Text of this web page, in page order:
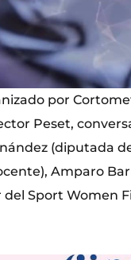
por
Peset,
(diputada
Amparo
Sport Women